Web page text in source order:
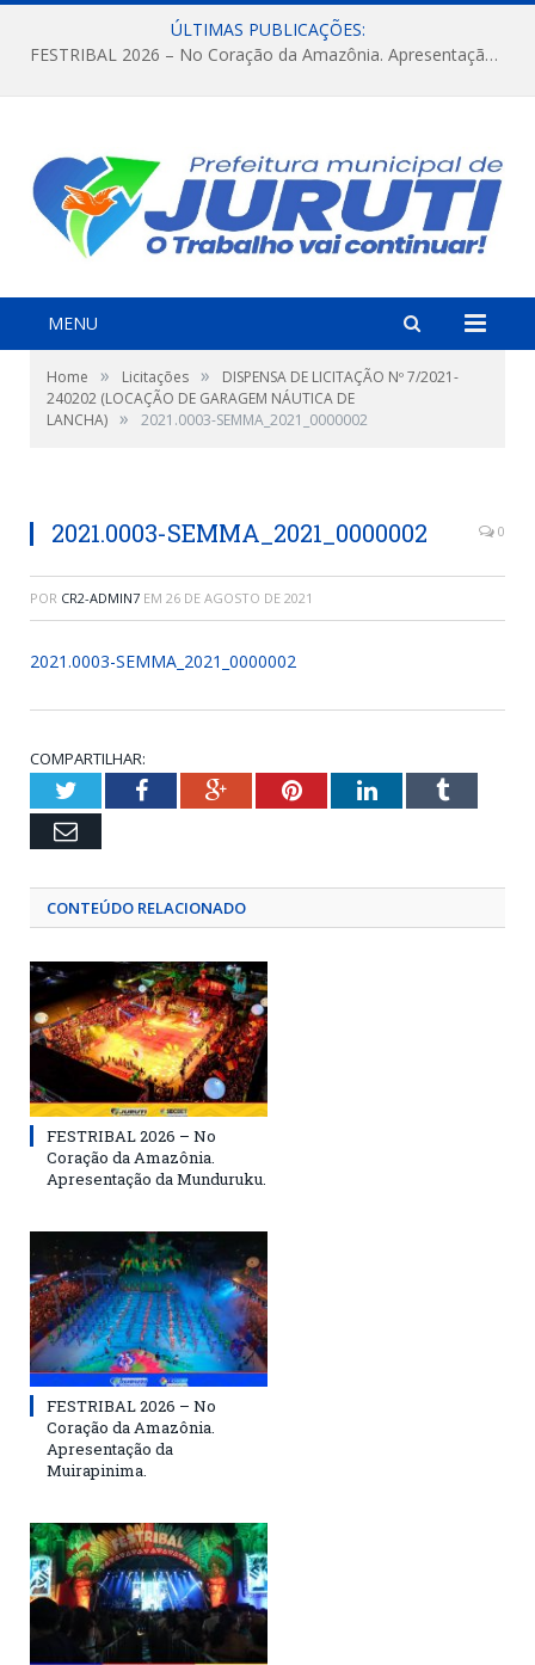
ÚLTIMAS PUBLICAÇÕES:
FESTRIBAL 2026 – No Coração da Amazônia. Apresentação da Munduruku.
MENU
Home » Licitações »
DISPENSA DE LICITAÇÃO Nº 7/2021-
240202 (LOCAÇÃO DE GARAGEM NÁUTICA DE
LANCHA) » 2021.0003-SEMMA_2021_0000002
2021.0003-SEMMA_2021_0000002 0
POR CR2-ADMIN7 EM 26 DE AGOSTO DE 2021
2021.0003-SEMMA_2021_0000002
COMPARTILHAR:
TwitterFacebookGoogle+PinterestLinkedInTumblr
Email
CONTEÚDO RELACIONADO
FESTRIBAL 2026 – No
Coração da Amazônia.
Apresentação da Munduruku.
FESTRIBAL 2026 – No
Coração da Amazônia.
Apresentação da
Muirapinima.